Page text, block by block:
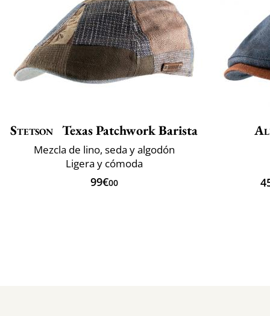
Stetson Texas Patchwork Barista
Mezcla de lino, seda y algodón
Ligera y cómoda
99€00